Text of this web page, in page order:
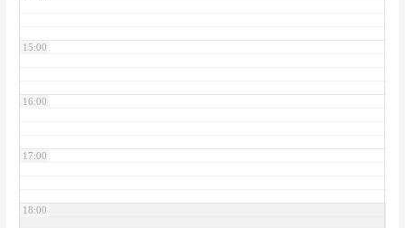
15:00
16:00
17:00
18:00